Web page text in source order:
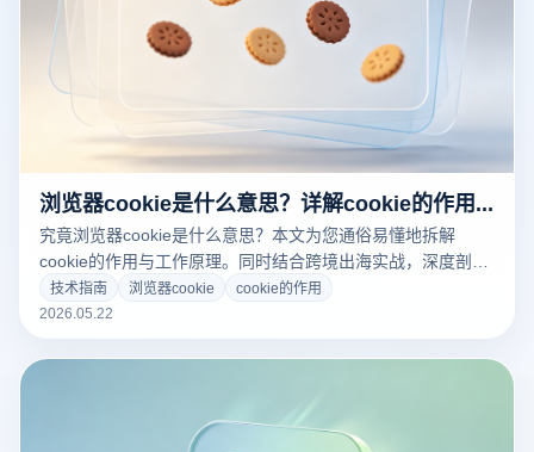
浏览器cookie是什么意思？详解cookie的作用与多店防关联隔离深度闭环
究竟浏览器cookie是什么意思？本文为您通俗易懂地拆解
cookie的作用与工作原理。同时结合跨境出海实战，深度剖析
跨境电商、多账号矩阵运营中如何利用云登指纹浏览器实现
Cookie的深度沙盒隔离，彻底告别店铺关联封号风险！
技术指南 浏览器cookie
cookie的作用
2026.05.22